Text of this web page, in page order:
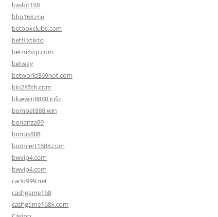
baslot168
bbp168.me
betboxclubs.com
betflixtikto
betm4vip.com
betway
betworld369hot.com
bio285th.com
bluewin8888.info
bombet888.win
bonanza99
bonus888
boonlert1688.com
bwvip4.com
bwvip4.com
carlo999.net
cashgame168
cashgame168x.com